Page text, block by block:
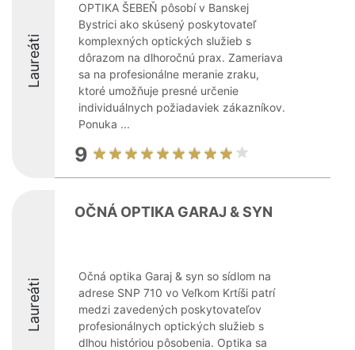
Laureáti
OPTIKA ŠEBEŇ pôsobí v Banskej
Bystrici ako skúsený poskytovateľ
komplexných optických služieb s
dôrazom na dlhoročnú prax. Zameriava
sa na profesionálne meranie zraku,
ktoré umožňuje presné určenie
individuálnych požiadaviek zákazníkov.
Ponuka ...
9
Laureáti
OČNÁ OPTIKA GARAJ & SYN
Očná optika Garaj & syn so sídlom na
adrese SNP 710 vo Veľkom Krtíši patrí
medzi zavedených poskytovateľov
profesionálnych optických služieb s
dlhou históriou pôsobenia. Optika sa